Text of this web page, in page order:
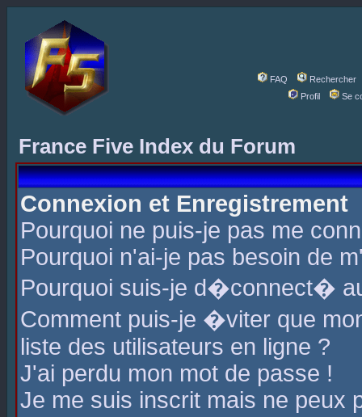
FAQ
Rechercher
Profil
Se
France Five Index du Forum
Connexion et Enregistrement
Pourquoi ne puis-je pas me
Pourquoi n'ai-je pas besoin de
Pourquoi suis-je d�connect�
Comment puis-je �viter que
liste des utilisateurs en ligne ?
J'ai perdu mon mot de passe !
Je me suis inscrit mais ne peux